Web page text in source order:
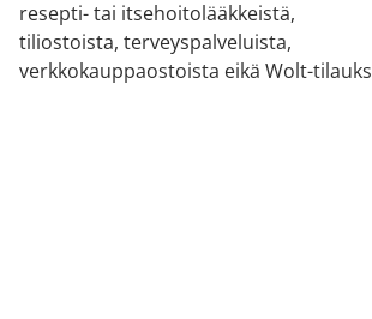
resepti- tai itsehoitolääkkeistä,
tiliostoista, terveyspalveluista,
verkkokauppaostoista eikä Wolt-